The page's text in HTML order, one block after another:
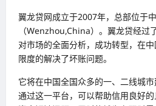
翼龙贷网成立于2007年，总部位于
（Wenzhou,China）。翼龙贷经过
对市场的全面分析，成功转型，在
限度的解决了坏账问题。
它将在中国全国众多的一、二线城市
通过这一平台，可以帮助信用良好